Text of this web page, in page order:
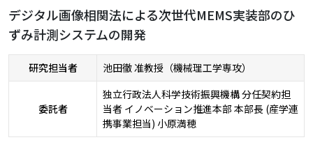
デジタル画像相関法による次世代MEMS実装部のひ
ずみ計測システムの開発
研究担当者 池田徹 准教授（機械理工学専攻）
委託者
独立行政法人科学技術振興機構 分任契約担
当者 イノベーション推進本部 本部長 (産学連
携事業担当) 小原満穂